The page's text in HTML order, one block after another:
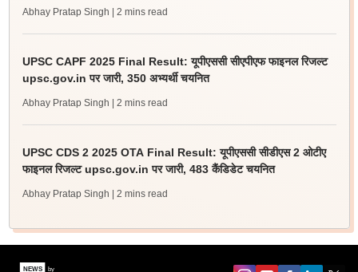
Abhay Pratap Singh | 2 mins read
UPSC CAPF 2025 Final Result: यूपीएससी सीएपीएफ फाइनल रिजल्ट
upsc.gov.in पर जारी, 350 अभ्यर्थी चयनित
Abhay Pratap Singh | 2 mins read
UPSC CDS 2 2025 OTA Final Result: यूपीएससी सीडीएस 2 ओटीए
फाइनल रिजल्ट upsc.gov.in पर जारी, 483 कैंडिडेट चयनित
Abhay Pratap Singh | 2 mins read